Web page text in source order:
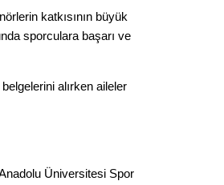
katkısının büyük
sporculara başarı ve
alırken aileler
Üniversitesi Spor